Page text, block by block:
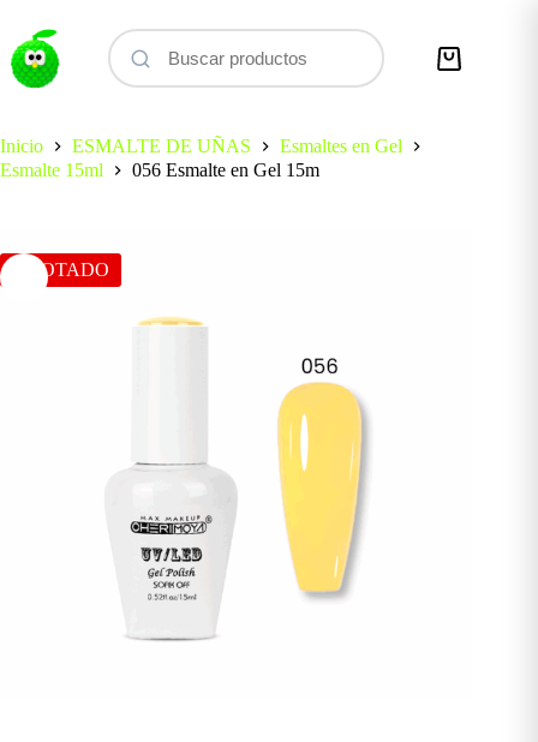
contenido
Carro
Inicio
ESMALTE DE UÑAS
Esmaltes en Gel
Esmalte 15ml
056 Esmalte en Gel 15m
AGOTADO